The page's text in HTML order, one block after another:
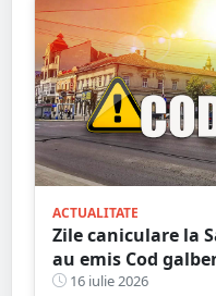
ACTUALITATE
Zile caniculare la
au emis Cod
așteptate și când
16 iulie 2026